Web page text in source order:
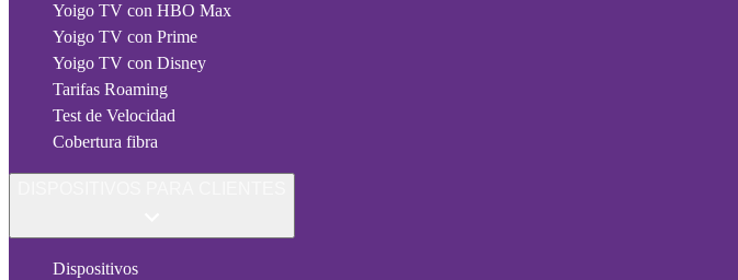
Yoigo TV con HBO Max
Yoigo TV con Prime
Yoigo TV con Disney
Tarifas Roaming
Test de Velocidad
Cobertura fibra
Dispositivos